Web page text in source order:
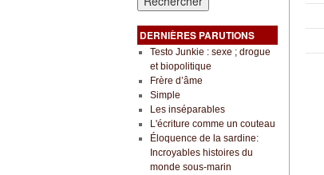
DERNIÈRES PARUTIONS
Testo Junkie : sexe ; drogue
et biopolitique
Frère d’âme
Simple
Les inséparables
L'écriture comme un couteau
Éloquence de la sardine:
Incroyables histoires du
monde sous-marin